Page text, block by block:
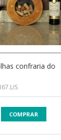
confraria do
COMPRAR